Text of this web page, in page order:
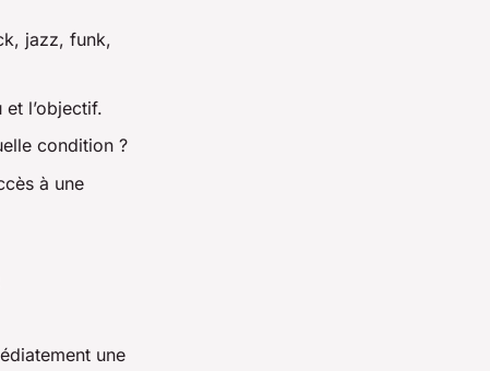
jazz, funk,
l’objectif.
condition ?
à une
une